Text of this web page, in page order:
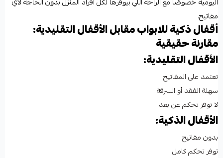
مفاتيح.
أقفال ذكية للابواب مقابل الأقفال التقليدية:
مقارنة حقيقية
الأقفال التقليدية:
تعتمد على المفاتيح
سهلة الفقد أو السرقة
لا توفر تحكم عن بعد
الأقفال الذكية:
بدون مفاتيح
توفر تحكم كامل